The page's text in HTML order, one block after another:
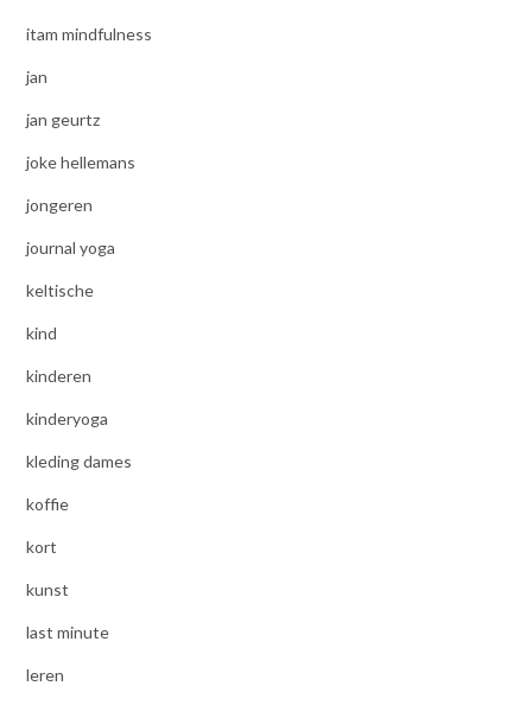
itam mindfulness
jan
jan geurtz
joke hellemans
jongeren
journal yoga
keltische
kind
kinderen
kinderyoga
kleding dames
koffie
kort
kunst
last minute
leren